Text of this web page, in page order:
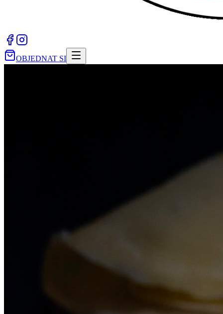
OBJEDNAT SI